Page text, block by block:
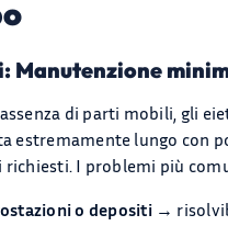
Manutenzione
di parti mobili, gli
estremamente lungo con
I problemi più
o depositi→